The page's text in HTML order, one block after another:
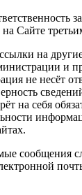
Сайте
на
и
не несёт
на себя
сообщения